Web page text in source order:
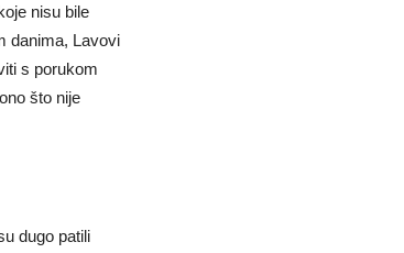
nisu bile
danima, Lavovi
s porukom
što nije
dugo patili